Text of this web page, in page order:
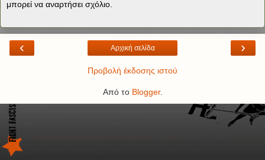
μπορεί να αναρτήσει σχόλιο.
‹ ›
Αρχική σελίδα
Προβολή έκδοσης ιστού
Από το Blogger.